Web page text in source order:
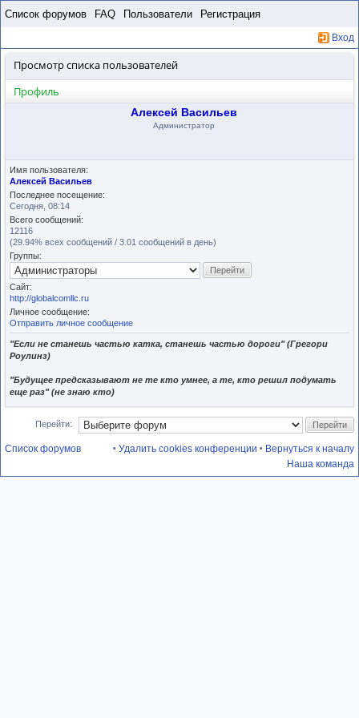
Список форумов FAQ Пользователи Регистрация
Вход
Просмотр списка пользователей
Профиль
Алексей Васильев
Администратор
Имя пользователя:
Алексей Васильев
Последнее посещение:
Сегодня, 08:14
Всего сообщений:
12116
(29.94% всех сообщений / 3.01 сообщений в день)
Группы:
Сайт:
http://globalcomllc.ru
Личное сообщение:
Отправить личное сообщение
"Если не станешь частью катка, станешь частью дороги" (Грегори
Роулинз)
"Будущее предсказывают не те кто умнее, а те, кто решил подумать
еще раз" (не знаю кто)
Перейти:
Список форумов • Вернуться к началу
• Удалить cookies конференции
Наша команда